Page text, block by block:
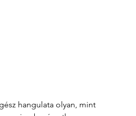
hangulata olyan, mint